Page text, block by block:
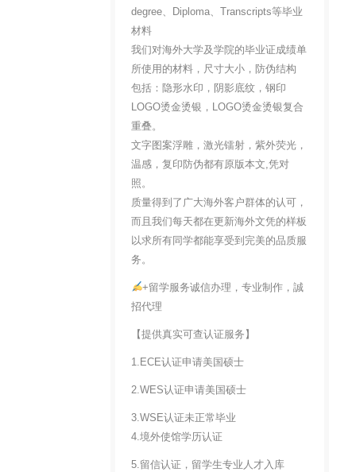
degree、Diploma、Transcripts等毕业
材料
我们对海外大学及学院的毕业证成绩单
所使用的材料，尺寸大小，防伪结构
包括：隐形水印，阴影底纹，钢印
LOGO烫金烫银，LOGO烫金烫银复合
重叠。
文字图案浮雕，激光镭射，紫外荧光，
温感，复印防伪都有原版本文,凭对
照。
质量得到了广大海外客户群体的认可，
而且我们每天都在更新海外文凭的样板
以求所有同学都能享受到完美的品质服
务。
+留学服务诚信办理，专业制作，誠
招代理
【提供真实可查认证服务】
1.ECE认证申请美国硕士
2.WES认证申请美国硕士
3.WSE认证未正常毕业
4.境外使馆学历认证
5.留信认证，留学生专业人才入库